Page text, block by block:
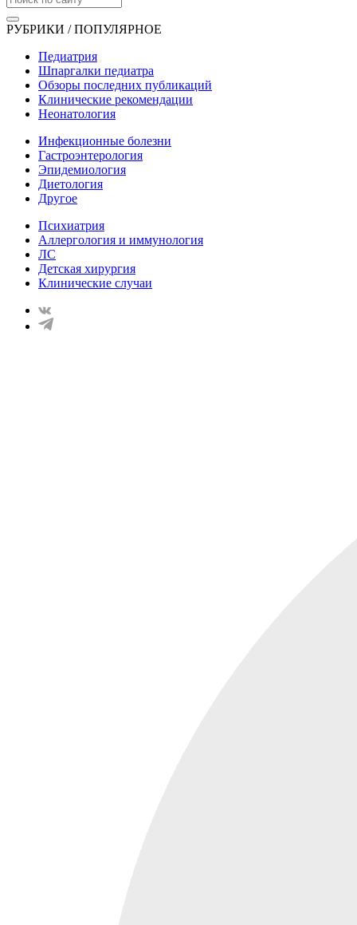
РУБРИКИ / ПОПУЛЯРНОЕ
Педиатрия
Шпаргалки педиатра
Обзоры последних публикаций
Клинические рекомендации
Неонатология
Инфекционные болезни
Гастроэнтерология
Эпидемиология
Диетология
Другое
Психиатрия
Аллергология и иммунология
ЛС
Детская хирургия
Клинические случаи